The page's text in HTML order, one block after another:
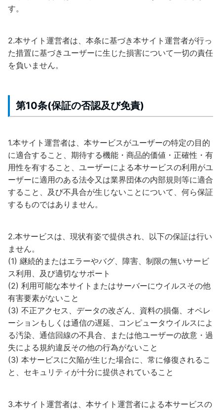
す。
2.本サイト運営者は、本条に基づき本サイト運営者が行っ
た措置に基づきユーザーに生じた損害について一切の責任
を負いません。
第10条(保証の否認及び免責)
1.本サイト運営者は、本サービスがユーザーの特定の目的
に適合すること、期待する機能・商品的価値・正確性・有
用性を有すること、ユーザーによる本サービスの利用がユ
ーザーに適用のある法令又は業界団体の内部規則等に適合
すること、及び不具合が生じないことについて、何ら保証
するものではありません。
2.本サービスは、現状有姿で提供され、以下の保証は行い
ません。
(1) 継続的またはエラーやバグ、障害、制限の無いサービ
ス利用、及び適切なサポート
(2) 利用可能な本サイトまたはサーバーにウイルスその他
有害要素がないこと
(3) 不正アクセス、データの改ざん、資料の損傷、オペレ
ーションもしくは通信の遅延、コンピュータウイルスによ
る汚染、通信回線の不具合、または他ユーザーの故意・過
失による規約違反その他の行為がないこと
(3) 本サービスに欠陥が生じた場合に、常に修復されるこ
と、セキュリティが十分に提供されていること
3.本サイト運営者は、本サイト運営者による本サービスの